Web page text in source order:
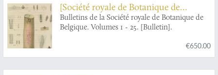
[Société royale de Botanique de
Belgique]
Bulletins de la Société royale de Botanique de
Belgique. Volumes 1 - 25. [Bulletin].
€650.00